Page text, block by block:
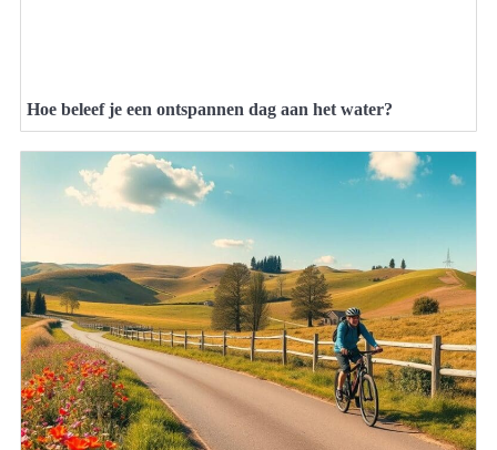
Hoe beleef je een ontspannen dag aan het water?